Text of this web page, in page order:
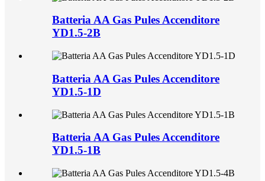
Batteria AA Gas Pules Accenditore
YD1.5-2B
Batteria AA Gas Pules Accenditore
YD1.5-1D
Batteria AA Gas Pules Accenditore
YD1.5-1B